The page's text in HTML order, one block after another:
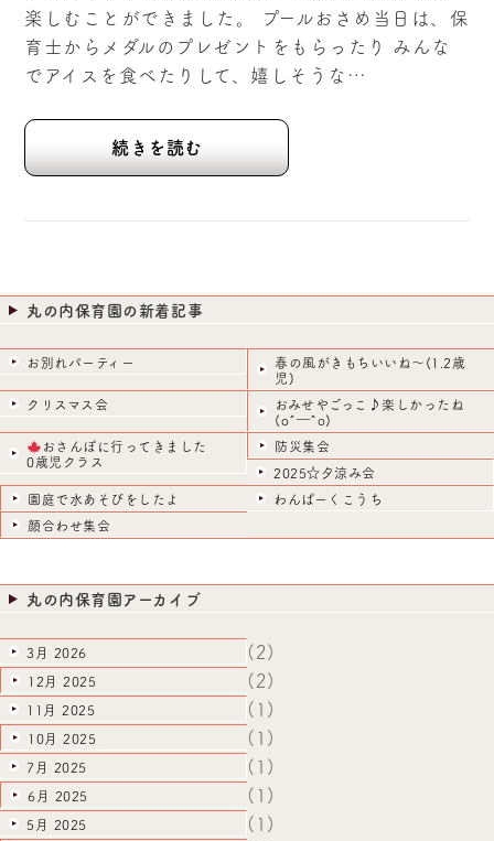
楽しむことができました。 プールおさめ当日は、保
育士からメダルのプレゼントをもらったり みんな
でアイスを食べたりして、嬉しそうな…
続きを読む
丸の内保育園の新着記事
お別れパーティー
春の風がきもちいいね～(1.2歳
児)
クリスマス会
おみせやごっこ♪楽しかったね
(o^―^o)
おさんぽに行ってきました
0歳児クラス
防災集会
2025☆夕涼み会
園庭で水あそびをしたよ
わんぱーくこうち
顔合わせ集会
丸の内保育園アーカイブ
3月 2026 (2)
12月 2025 (2)
11月 2025 (1)
10月 2025 (1)
7月 2025 (1)
6月 2025 (1)
5月 2025 (1)